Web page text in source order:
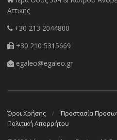
Αττικής
+30 213 2044800
+30 210 5315669
egaleo@egaleo.gr
Όροι Χρήσης
Προστασία
Πολιτική Απορρήτου